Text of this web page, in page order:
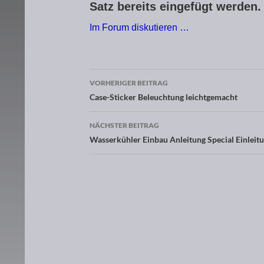
Satz bereits eingefügt werden.
Im Forum diskutieren …
Beitragsnavigation
VORHERIGER BEITRAG
Case-Sticker Beleuchtung leichtgemacht
NÄCHSTER BEITRAG
Wasserkühler Einbau Anleitung Special